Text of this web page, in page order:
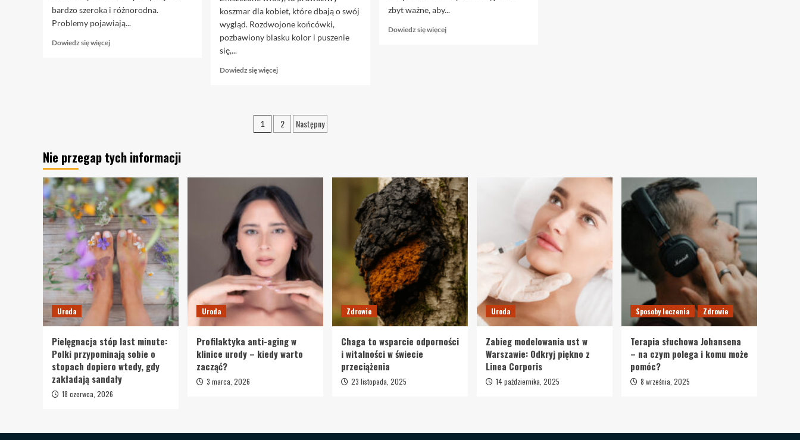
bardzo szeroka i różnorodna.
Problemy pojawiają...
Dowiedz się więcejDowiedz
koszmar dla kobiet, które dbają o swój
wygląd. Rozdwojone końcówki,
pozbawiony blasku kolor i puszenie
się,...
Dowiedz się więcejDowiedz
Jak
zadbać
kosmetykom?
zbyt ważne, aby...
Dowiedz się więcejDowiedz
Stronicowanie
1 2 Następny
Nie przegap tych informacji
Uroda
Pielęgnacja stóp last minute:
Polki przypominają sobie o
stopach dopiero wtedy, gdy
zakładają sandały
18 czerwca, 2026
Uroda
Profilaktyka anti-aging w
klinice urody – kiedy warto
zacząć?
3 marca, 2026
Zdrowie
Chaga to wsparcie odporności
i witalności w świecie
przeciążenia
23 listopada, 2025
Uroda
Zabieg modelowania ust w
Warszawie: Odkryj piękno z
Linea Corporis
14 października, 2025
Sposoby leczenia Zdrowie
Terapia słuchowa Johansena
– na czym polega i komu może
pomóc?
8 września, 2025